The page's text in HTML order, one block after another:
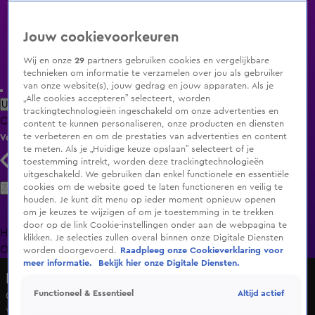
Uitzending Gemist Populaire programma's Zenders Genres
ClipsFilmsRadioSmart TV inlogShop
Volg KIJK
Zoeken
HomeUitzending Gemist Programma's De Bondgenoten
OranjezomerLivestreamsShop
Gullie - Holland, Daar Gaan We bij Evers & co.
Vr 5 juni, 20:18
Jouw cookievoorkeuren
Wij en onze29 partners gebruiken cookies en vergelijkbare
technieken om informatie te verzamelen over jou als gebruiker
van onze website(s), jouw gedrag en jouw apparaten. Als je
„Alle cookies accepteren” selecteert, worden
trackingtechnologieën ingeschakeld om onze advertenties en
content te kunnen personaliseren, onze producten en diensten
te verbeteren en om de prestaties van advertenties en content
te meten. Als je „Huidige keuze opslaan” selecteert of je
toestemming intrekt, worden deze trackingtechnologieën
uitgeschakeld. We gebruiken dan enkel functionele en essentiële
cookies om de website goed te laten functioneren en veilig te
houden. Je kunt dit menu op ieder moment opnieuw openen
om je keuzes te wijzigen of om je toestemming in te trekken
door op de link Cookie-instellingen onder aan de webpagina te
klikken. Je selecties zullen overal binnen onze Digitale Diensten
worden doorgevoerd.
Raadpleeg onze Cookieverklaring voor
meer informatie.
Bekijk hier onze Digitale Diensten.
Functioneel & Essentieel Altijd actief